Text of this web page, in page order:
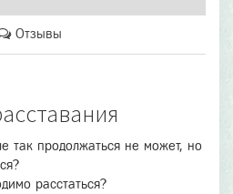
Отзывы
так продолжаться не может, но
расстаться?